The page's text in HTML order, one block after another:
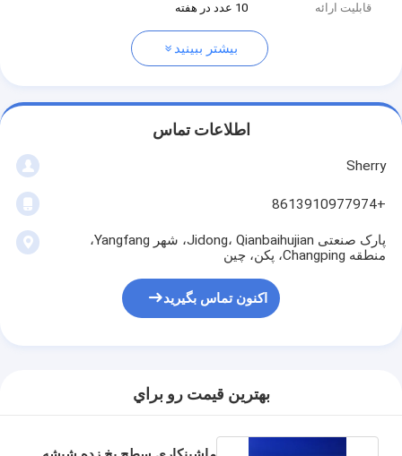
قابلیت ارائه
10 عدد در هفته
بیشتر ببینید
اطلاعات تماس
Sherry
+8613910977974
پارک صنعتی Jidong، Qianbaihujian، شهر Yangfang،
منطقه Changping، پکن، چین
اکنون تماس بگیرید
بهترين قيمت رو براي